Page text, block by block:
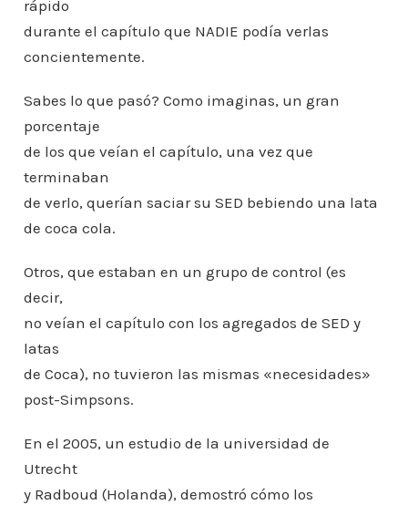
rápido
durante el capítulo que NADIE podía verlas
concientemente.
Sabes lo que pasó? Como imaginas, un gran
porcentaje
de los que veían el capítulo, una vez que
terminaban
de verlo, querían saciar su SED bebiendo una lata
de coca cola.
Otros, que estaban en un grupo de control (es
decir,
no veían el capítulo con los agregados de SED y
latas
de Coca), no tuvieron las mismas «necesidades»
post-Simpsons.
En el 2005, un estudio de la universidad de
Utrecht
y Radboud (Holanda), demostró cómo los